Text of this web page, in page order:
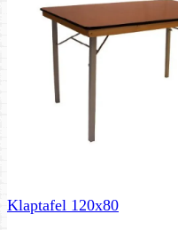
Klaptafel 120x80